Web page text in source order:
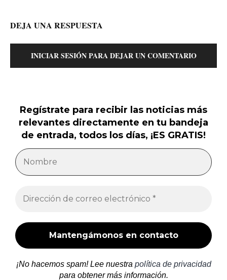
DEJA UNA RESPUESTA
INICIAR SESIÓN PARA DEJAR UN COMENTARIO
Regístrate para recibir las noticias más
relevantes directamente en tu bandeja
de entrada, todos los días, ¡ES GRATIS!
¡No hacemos spam! Lee nuestra política de privacidad
para obtener más información.